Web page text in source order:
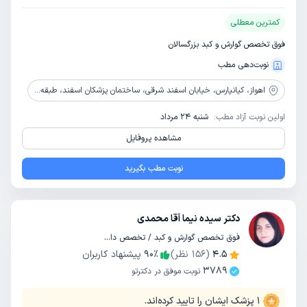
کمترین معطلی
فوق تخصص گوارش و کبد بزرگسالان
نوبت‌دهی مطب
اهواز،کیانپارس، خیابان اسفند شرقی، ساختمان پزشکان اسفند، طبقه 5
اولین نوبت آزاد مطب: شنبه 24 مرداد
مشاهده پروفایل
نوبت مطب بگیرید
دکتر سیده نیما آقا محمدی
فوق تخصص گوارش و کبد / تخصص داخلی
4.5
(
156 نظر) 90٪
پیشنهاد کاربران
3789 نوبت موفق در دکترتو
1 پزشک ایشان را تایید کرده‌اند.